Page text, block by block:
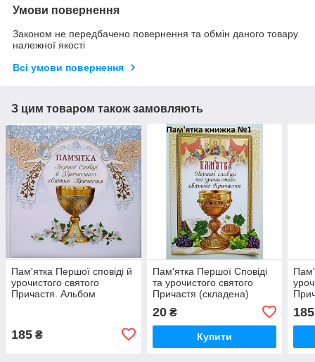
Умови повернення
Законом не передбачено повернення та обмін даного товару
належної якості
Всі умови повернення
З цим товаром також замовляють
Пам'ятка Першої сповіді й
урочистого святого
Причастя. Альбом
185 ₴
Пам'ятка Першої Сповіді
та урочистого святого
Причастя (складена)
20₴
Купити
185